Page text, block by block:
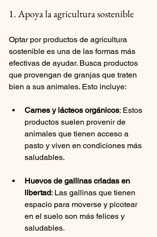
1. Apoya la agricultura sostenible
Optar por productos de agricultura
sostenible es una de las formas más
efectivas de ayudar. Busca productos
que provengan de granjas que traten
bien a sus animales. Esto incluye:
Carnes y lácteos orgánicos: Estos
productos suelen provenir de
animales que tienen acceso a
pasto y viven en condiciones más
saludables.
Huevos de gallinas criadas en
libertad: Las gallinas que tienen
espacio para moverse y picotear
en el suelo son más felices y
saludables.